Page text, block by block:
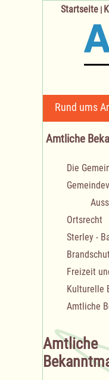
Navigation
überspringen
Rund ums
Startseite |
Amtliche
Navigation
überspringen
Die
Ortsrecht
Sterley -
Freizeit
Kulturelle
Amtliche
Amtliche